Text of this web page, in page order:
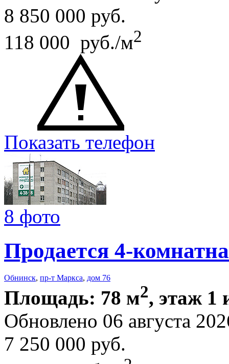
8 850 000 руб.
118 000 руб./м2
Показать телефон
8 фото
Продается 4-
Обнинск, пр-т Маркса, дом 76
Площадь: 78 м2, этаж 1
Обновлено 06 августа
7 250 000 руб.